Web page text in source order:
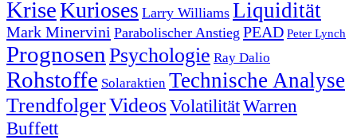
KriseKurioses Larry Williams Liquidität
Mark Minervini Parabolischer Anstieg PEAD Peter Lynch
Prognosen Psychologie Ray Dalio
Rohstoffe Solaraktien Technische Analyse
TrendfolgerVideosVolatilitätWarren
Buffett